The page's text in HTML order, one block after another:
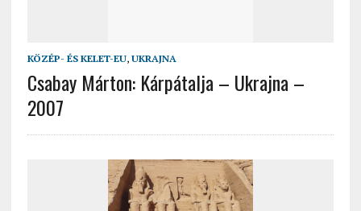
KÖZÉP- ÉS KELET-EU, UKRAJNA
Csabay Márton: Kárpátalja – Ukrajna –
2007